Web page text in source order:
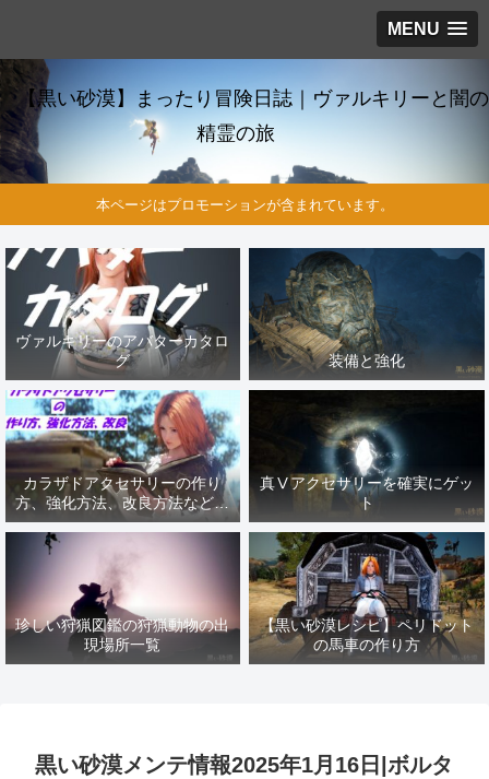
MENU
【黒い砂漠】まったり冒険日誌｜ヴァルキリーと闇の
精霊の旅
本ページはプロモーションが含まれています。
ヴァルキリーのアバターカタロ
グ
装備と強化
カラザドアクセサリーの作り
方、強化方法、改良方法などま
とめ【黒い砂漠冒険日誌１４１
真Ⅴアクセサリーを確実にゲッ
ト
珍しい狩猟図鑑の狩猟動物の出
現場所一覧
【黒い砂漠レシピ】ペリドット
の馬車の作り方
黒い砂漠メンテ情報2025年1月16日|ボルタ